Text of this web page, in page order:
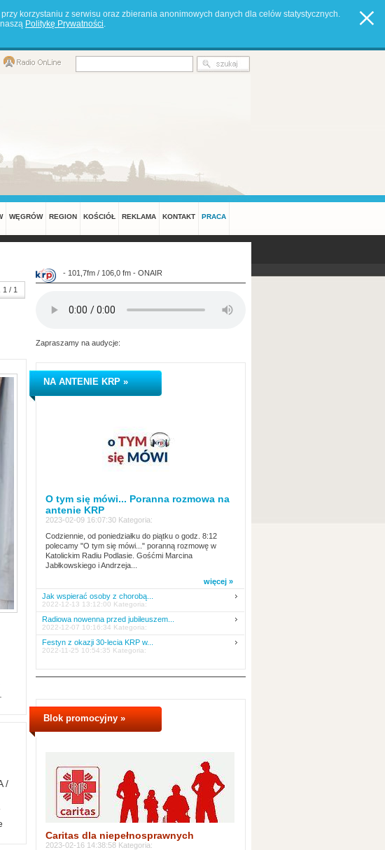
korzystaniu z serwisu oraz zbierania anonimowych danych dla celów statystycznych.
Politykę Prywatności.
WĘGRÓW REGION KOŚCIÓŁ REKLAMA KONTAKT PRACA
1 / 1
/
- 101,7fm / 106,0 fm - ONAIR
Zapraszamy na audycje:
NA ANTENIE KRP »
O tym się mówi... Poranna rozmowa na
antenie KRP
2023-02-09 16:07:30 Kategoria:
Codziennie, od poniedziałku do piątku o godz. 8:12
polecamy "O tym się mówi..." poranną rozmowę w
Katolickim Radiu Podlasie. Gośćmi Marcina
Jabłkowskiego i Andrzeja...
więcej »
Jak wspierać osoby z chorobą...
2022-12-13 13:12:00 Kategoria:
Radiowa nowenna przed jubileuszem...
2022-12-07 10:16:34 Kategoria:
Festyn z okazji 30-lecia KRP w...
2022-11-25 10:54:35 Kategoria:
Blok promocyjny »
Caritas dla niepełnosprawnych
2023-02-16 14:38:58 Kategoria: